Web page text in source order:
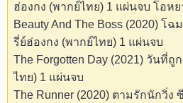
ฮ่องกง (พากย์ไทย) 1 แผ่นจบ โอหย
Beauty And The Boss (2020) โฉ
รี่ย์ฮ่องกง (พากย์ไทย) 1 แผ่นจบ
The Forgotten Day (2021) วันที่ถู
ไทย) 1 แผ่นจบ
The Runner (2020) ตามรักนักวิ่ง